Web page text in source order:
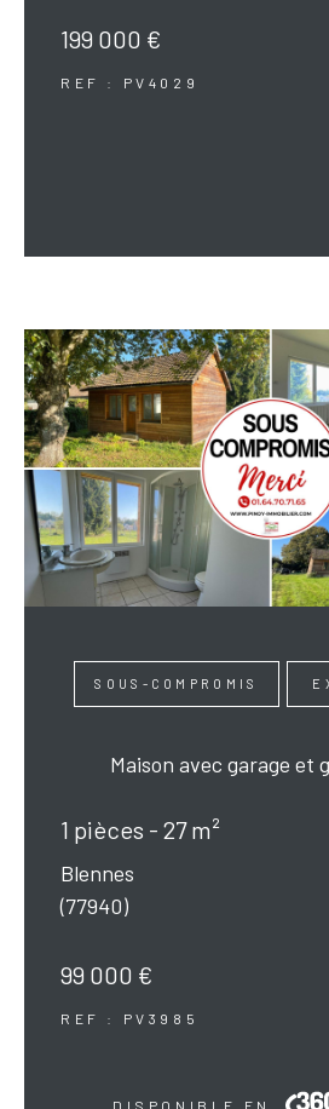
199 000 €
REF : PV4029
SOUS-COMPROMIS
Maison avec garage et
1 pièces - 27 m²
Blennes
(77940)
99 000 €
REF : PV3985
DISPONIBLE EN